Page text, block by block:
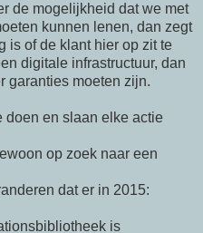
de mogelijkheid dat we met
kunnen lenen, dan zegt
is of de klant hier op zit te
digitale infrastructuur, dan
garanties moeten zijn.
doen en slaan elke actie
op zoek naar een
dat er in 2015:
is